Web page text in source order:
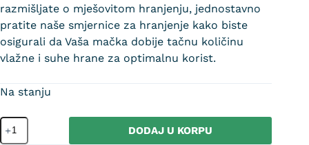
razmišljate o mješovitom hranjenju, jednostavno
pratite naše smjernice za hranjenje kako biste
osigurali da Vaša mačka dobije tačnu količinu
vlažne i suhe hrane za optimalnu korist.
Na stanju
DODAJ U KORPU